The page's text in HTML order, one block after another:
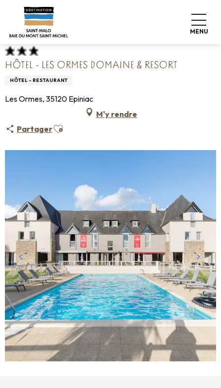
contenu
MENU
Accueil Poser ses valises
Hôtel - Les Ormes Domaine & Resort
HÔTEL - LES ORMES DOMAINE & RESORT
HÔTEL - RESTAURANT
Les Ormes, 35120 Epiniac
M'y rendre
PartagerAjouter aux favoris